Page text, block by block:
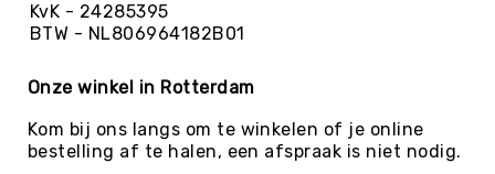
Zaalvoetballen
Zwemmen
BALLEN
Sportballen
American
KvK - 24285395
BTW - NL806964182B01
Onze winkel in Rotterdam
Kom bij ons langs om te winkelen of je online
bestelling af te halen, een afspraak is niet nodig.